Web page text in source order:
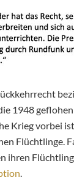
1948
Krieg vorbei
Flüchtlinge.
ihren